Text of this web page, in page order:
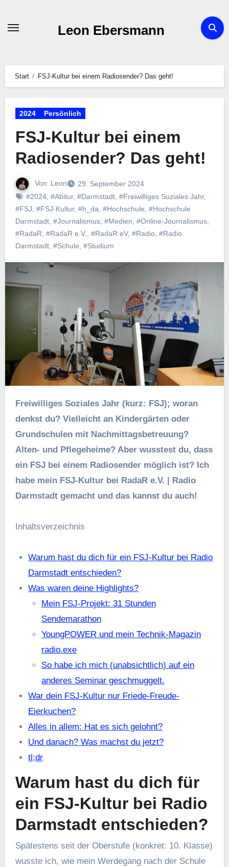
Leon Ebersmann
Start FSJ-Kultur bei einem Radiosender? Das geht!
2024 Persönlich
FSJ-Kultur bei einem
Radiosender? Das geht!
Von Leon
29. September 2024
#2024, #Abitur, #Darmstadt, #Freiwilliges Soziales Jahr,
#FSJ #FSJ-Kultur, #h_da #Hochschule #Hochschule
Darmstadt, #Journalismus, #Medien #Online-Journalismus,
#RadaR #RadaR e.V. #RadaR eV, #Radio, #Radio
Darmstadt, #Schule #Studium
Freiwilliges Soziales Jahr (kurz: FSJ); woran
denkst du? Vielleicht an Kindergärten oder
Grundschulen mit Nachmittagsbetreuung?
Alten- und Pflegeheime? Aber wusstest du, dass
ein FSJ bei einem Radiosender möglich ist? Ich
habe mein FSJ-Kultur bei RadaR e.V. | Radio
Darmstadt gemacht und das kannst du auch!
Inhaltsverzeichnis
Warum hast du dich für ein FSJ-Kultur bei Radio
Darmstadt entschieden?
Was waren deine Highlights?
Mein FSJ-Projekt: 31 Stunden
Sendemarathon
YoungPOWER und mein Technik-Magazin
radio.exe
So habe ich mich (unabsichtlich) auf ein
anderes Seminar geschmuggelt.
War dein FSJ-Kultur nur Friede-Freude-
Eierkuchen?
Alles in allem: Hat es sich gelohnt?
Und danach? Was machst du jetzt?
tl;dr
Warum hast du dich für
ein FSJ-Kultur bei Radio
Darmstadt entschieden?
Spätestens seit der Oberstufe (konkret: 10. Klasse)
wusste ich, wie mein Werdegang nach der Schule